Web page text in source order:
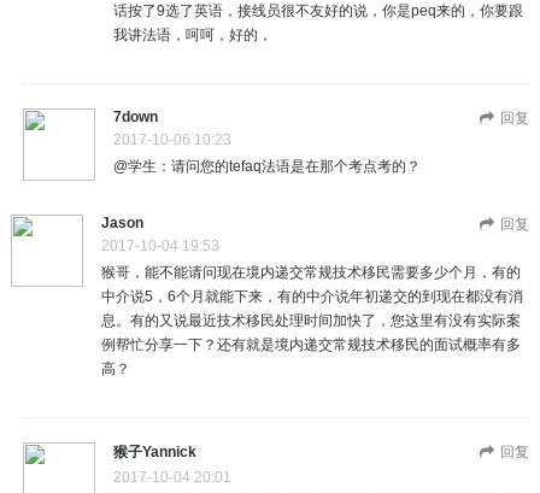
话按了9选了英语，接线员很不友好的说，你是peq来的，你要跟
我讲法语，呵呵，好的，
7down
回复
2017-10-06 10:23
@学生：请问您的tefaq法语是在那个考点考的？
Jason
回复
2017-10-04 19:53
猴哥，能不能请问现在境内递交常规技术移民需要多少个月，有的
中介说5，6个月就能下来，有的中介说年初递交的到现在都没有消
息。有的又说最近技术移民处理时间加快了，您这里有没有实际案
例帮忙分享一下？还有就是境内递交常规技术移民的面试概率有多
高？
猴子Yannick
回复
2017-10-04 20:01